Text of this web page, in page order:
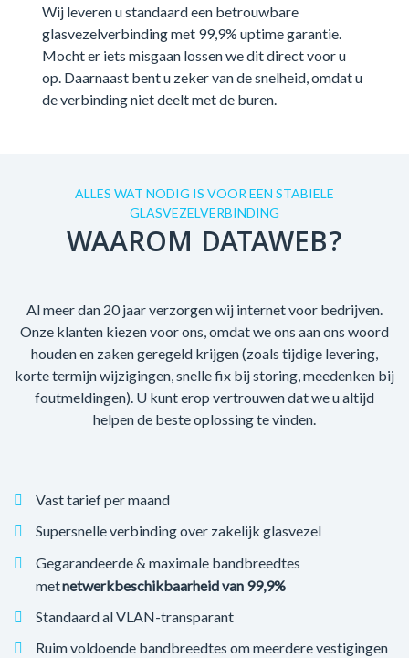
Wij leveren u standaard een betrouwbare
glasvezelverbinding met 99,9% uptime garantie.
Mocht er iets misgaan lossen we dit direct voor u
op. Daarnaast bent u zeker van de snelheid, omdat u
de verbinding niet deelt met de buren.
ALLES WAT NODIG IS VOOR EEN STABIELE
GLASVEZELVERBINDING
WAAROM DATAWEB?
Al meer dan 20 jaar verzorgen wij internet voor bedrijven.
Onze klanten kiezen voor ons, omdat we ons aan ons woord
houden en zaken geregeld krijgen (zoals tijdige levering,
korte termijn wijzigingen, snelle fix bij storing, meedenken bij
foutmeldingen). U kunt erop vertrouwen dat we u altijd
helpen de beste oplossing te vinden.
Vast tarief per maand
Supersnelle verbinding over zakelijk glasvezel
Gegarandeerde & maximale bandbreedtes
metnetwerkbeschikbaarheid van 99,9%
Standaard al VLAN-transparant
Ruim voldoende bandbreedtes om meerdere vestigingen